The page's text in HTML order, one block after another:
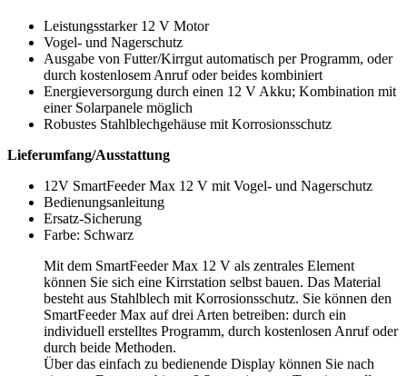
Leistungsstarker 12 V Motor
Vogel- und Nagerschutz
Ausgabe von Futter/Kirrgut automatisch per Programm, oder
durch kostenlosem Anruf oder beides kombiniert
Energieversorgung durch einen 12 V Akku; Kombination mit
einer Solarpanele möglich
Robustes Stahlblechgehäuse mit Korrosionsschutz
Lieferumfang/Ausstattung
12V SmartFeeder Max 12 V mit Vogel- und Nagerschutz
Bedienungsanleitung
Ersatz-Sicherung
Farbe: Schwarz
Mit dem SmartFeeder Max 12 V als zentrales Element
können Sie sich eine Kirrstation selbst bauen. Das Material
besteht aus Stahlblech mit Korrosionsschutz. Sie können den
SmartFeeder Max auf drei Arten betreiben: durch ein
individuell erstelltes Programm, durch kostenlosen Anruf oder
durch beide Methoden.
Über das einfach zu bedienende Display können Sie nach